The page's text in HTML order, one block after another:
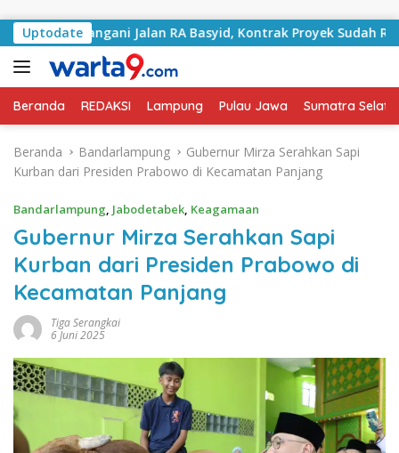
Uptodate
Tangani Jalan RA Basyid, Kontrak Proyek Sudah Rampung
Beranda REDAKSI Lampung Pulau Jawa Sumatra
Beranda Bandarlampung
Gubernur Mirza Serahkan Sapi
Kurban dari Presiden Prabowo di Kecamatan Panjang
Bandarlampung, Jabodetabek, Keagamaan
Gubernur Mirza Serahkan Sapi
Kurban dari Presiden Prabowo di
Kecamatan Panjang
Tiga Serangkai
6 Juni 2025